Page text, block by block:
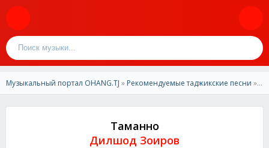
Музыкальный портал OHANG.TJ » Рекомендуемые таджикские песни » Дилшод Зоиров - Таманно
Таманно
Дилшод Зоиров